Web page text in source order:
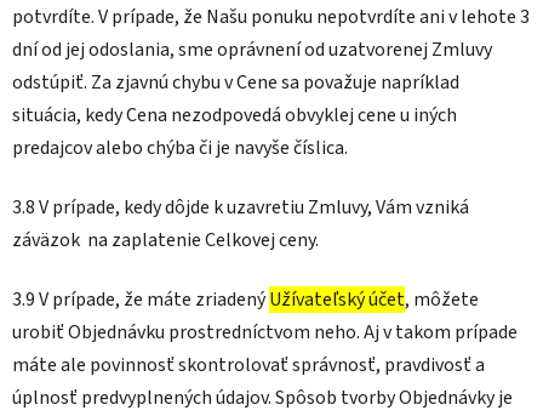
potvrdíte. V prípade, že Našu ponuku nepotvrdíte ani v lehote 3
dní od jej odoslania, sme oprávnení od uzatvorenej Zmluvy
odstúpiť. Za zjavnú chybu v Cene sa považuje napríklad
situácia, kedy Cena nezodpovedá obvyklej cene u iných
predajcov alebo chýba či je navyše číslica.
3.8 V prípade, kedy dôjde k uzavretiu Zmluvy, Vám vzniká
záväzok na zaplatenie Celkovej ceny.
3.9 V prípade, že máte zriadenýUžívateľský účet, môžete
urobiť Objednávku prostredníctvom neho. Aj v takom prípade
máte ale povinnosť skontrolovať správnosť, pravdivosť a
úplnosť predvyplnených údajov. Spôsob tvorby Objednávky je